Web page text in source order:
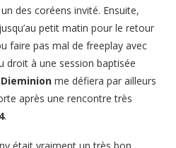
des coréens invité. Ensuite,
petit matin pour le retour
faire pas mal de freeplay avec
droit à une session baptisée
Dieminion me défiera par ailleurs
après une rencontre très
.
était vraiment un très bon